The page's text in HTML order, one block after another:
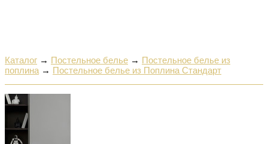
Каталог → Постельное белье → Постельное белье из
поплина → Постельное белье из Поплина Стандарт